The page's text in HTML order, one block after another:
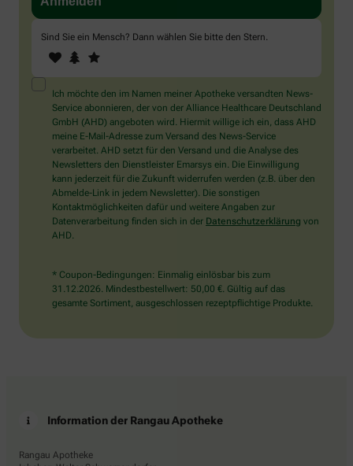
Sind Sie ein Mensch? Dann wählen Sie bitte den Stern.
Sind
Sie
ein
Mensch?
Dann
wählen
Sie
bitte
den
Stern.
1 2
Ich möchte den im Namen meiner Apotheke versandten News-
Service abonnieren, der von der Alliance Healthcare Deutschland
GmbH (AHD) angeboten wird. Hiermit willige ich ein, dass AHD
meine E-Mail-Adresse zum Versand des News-Service
verarbeitet. AHD setzt für den Versand und die Analyse des
Newsletters den Dienstleister Emarsys ein. Die Einwilligung
kann jederzeit für die Zukunft widerrufen werden (z.B. über den
Abmelde-Link in jedem Newsletter). Die sonstigen
Kontaktmöglichkeiten dafür und weitere Angaben zur
Datenverarbeitung finden sich in der Datenschutzerklärung von
AHD.
* Coupon-Bedingungen: Einmalig einlösbar bis zum
31.12.2026. Mindestbestellwert: 50,00 €. Gültig auf das
gesamte Sortiment, ausgeschlossen rezeptpflichtige Produkte.
Information der Rangau Apotheke
Rangau Apotheke